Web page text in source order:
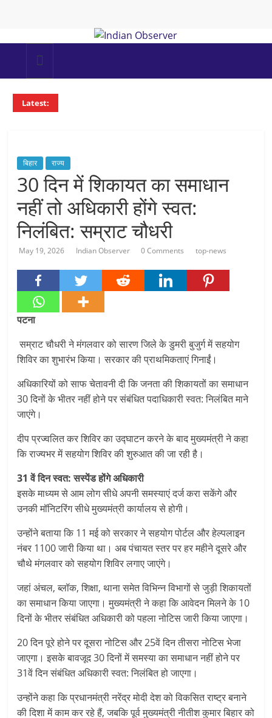
Indian
Observer
Latest:
बिहार राज्य
30 दिन में शिकायत का समाधान
नहीं तो अधिकारी होंगे स्वत:
निलंबित: सम्राट चौधरी
May 19, 2026 Indian Observer 0 Comments top-news
पटना
सम्राट चौधरी ने मंगलवार को सारण जिले के डुमरी बुजुर्ग में सहयोग
शिविर का शुभारंभ किया। सरकार की प्राथम‍िकताएं ग‍िनाईं।
अधिकारियों को साफ चेतावनी दी कि जनता की शिकायतों का समाधान
30 दिनों के भीतर नहीं होने पर संबंधित पदाधिकारी स्वत: निलंबित माने
जाएंगे।
दीप प्रज्वलित कर शिविर का उद्घाटन करने के बाद मुख्यमंत्री ने कहा
कि राज्यभर में सहयोग शिविर की शुरुआत की जा रही है।
31 वें दिन स्‍वत: सस्‍पेंड होंगे अधिकारी
इसके माध्यम से आम लोग सीधे अपनी समस्याएं दर्ज करा सकेंगे और
उनकी मॉनिटरिंग सीधे मुख्यमंत्री कार्यालय से होगी।
उन्होंने बताया कि 11 मई को सरकार ने सहयोग पोर्टल और हेल्पलाइन
नंबर 1100 जारी किया था। अब पंचायत स्तर पर हर महीने दूसरे और
चौथे मंगलवार को सहयोग शिविर लगाए जाएंगे।
जहां अंचल, ब्लॉक, शिक्षा, थाना समेत विभिन्न विभागों से जुड़ी शिकायतों
का समाधान किया जाएगा। मुख्यमंत्री ने कहा कि आवेदन मिलने के 10
दिनों के भीतर संबंधित अधिकारी को पहला नोटिस जारी किया जाएगा।
20 दिन पूरे होने पर दूसरा नोटिस और 25वें दिन तीसरा नोटिस भेजा
जाएगा। इसके बावजूद 30 दिनों में समस्या का समाधान नहीं होने पर
31वें दिन संबंधित अधिकारी स्वत: निलंबित हो जाएगा।
उन्होंने कहा कि प्रधानमंत्री नरेंद्र मोदी देश को विकसित राष्ट्र बनाने
की दिशा में काम कर रहे हैं, जबकि पूर्व मुख्यमंत्री नीतीश कुमार बिहार को